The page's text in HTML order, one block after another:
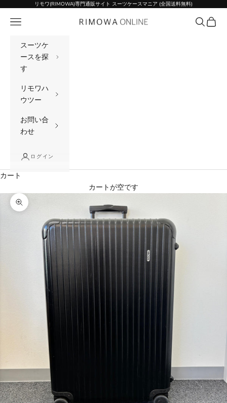
コンテンツへスキップリモワ(RIMOWA)専門通販サイト スーツケースマニア (全国送料無料)
リモワ(RIMOWA)専門通販サイト スーツケー
メニュー 検索カート
スーツケ
ースを探
す
リモワハ
ウツー
お問い合
わせ
ログイン
カート
カートが空です
ズームイン